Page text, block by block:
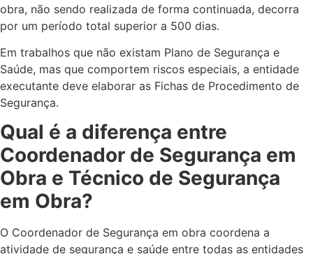
obra, não sendo realizada de forma continuada, decorra
por um período total superior a 500 dias.
Em trabalhos que não existam Plano de Segurança e
Saúde, mas que comportem riscos especiais, a entidade
executante deve elaborar as Fichas de Procedimento de
Segurança.
Qual é a diferença entre
Coordenador de Segurança em
Obra e Técnico de Segurança
em Obra?
O Coordenador de Segurança em obra coordena a
atividade de segurança e saúde entre todas as entidades